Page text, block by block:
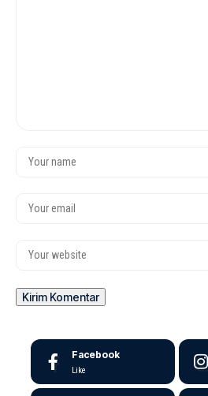
Facebook
Like